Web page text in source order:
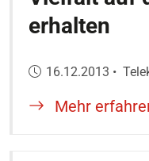
erhalten
Veröffentlicht am:
16.12.2013 •
Mehr